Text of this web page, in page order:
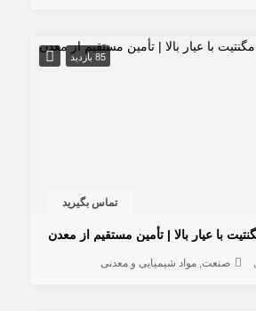
85 بازدید
تماس بگیرید
با عیار بالا | تأمین مستقیم از معدن
صنعت مواد شیمیایی و معدنی